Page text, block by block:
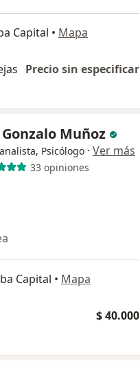
Capital • Mapa
Precio sin especificar
Muñoz
Psicólogo · Ver más
33 opiniones
Capital • Mapa
$ 40.000